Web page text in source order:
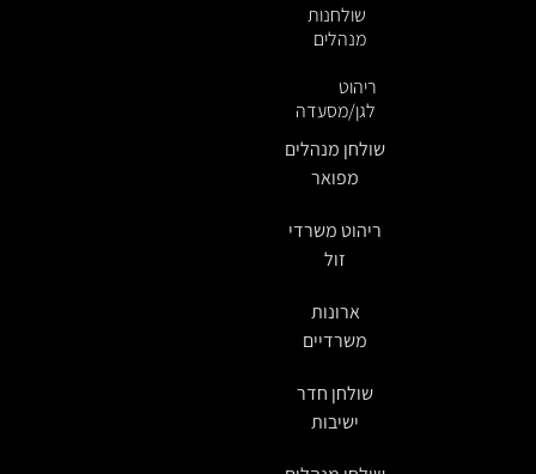
שולחנות
מנהלים
ריהוט
לגן/מסעדה
שולחן מנהלים
מפואר
ריהוט משרדי
זול
ארונות
משרדיים
שולחן חדר
ישיבות